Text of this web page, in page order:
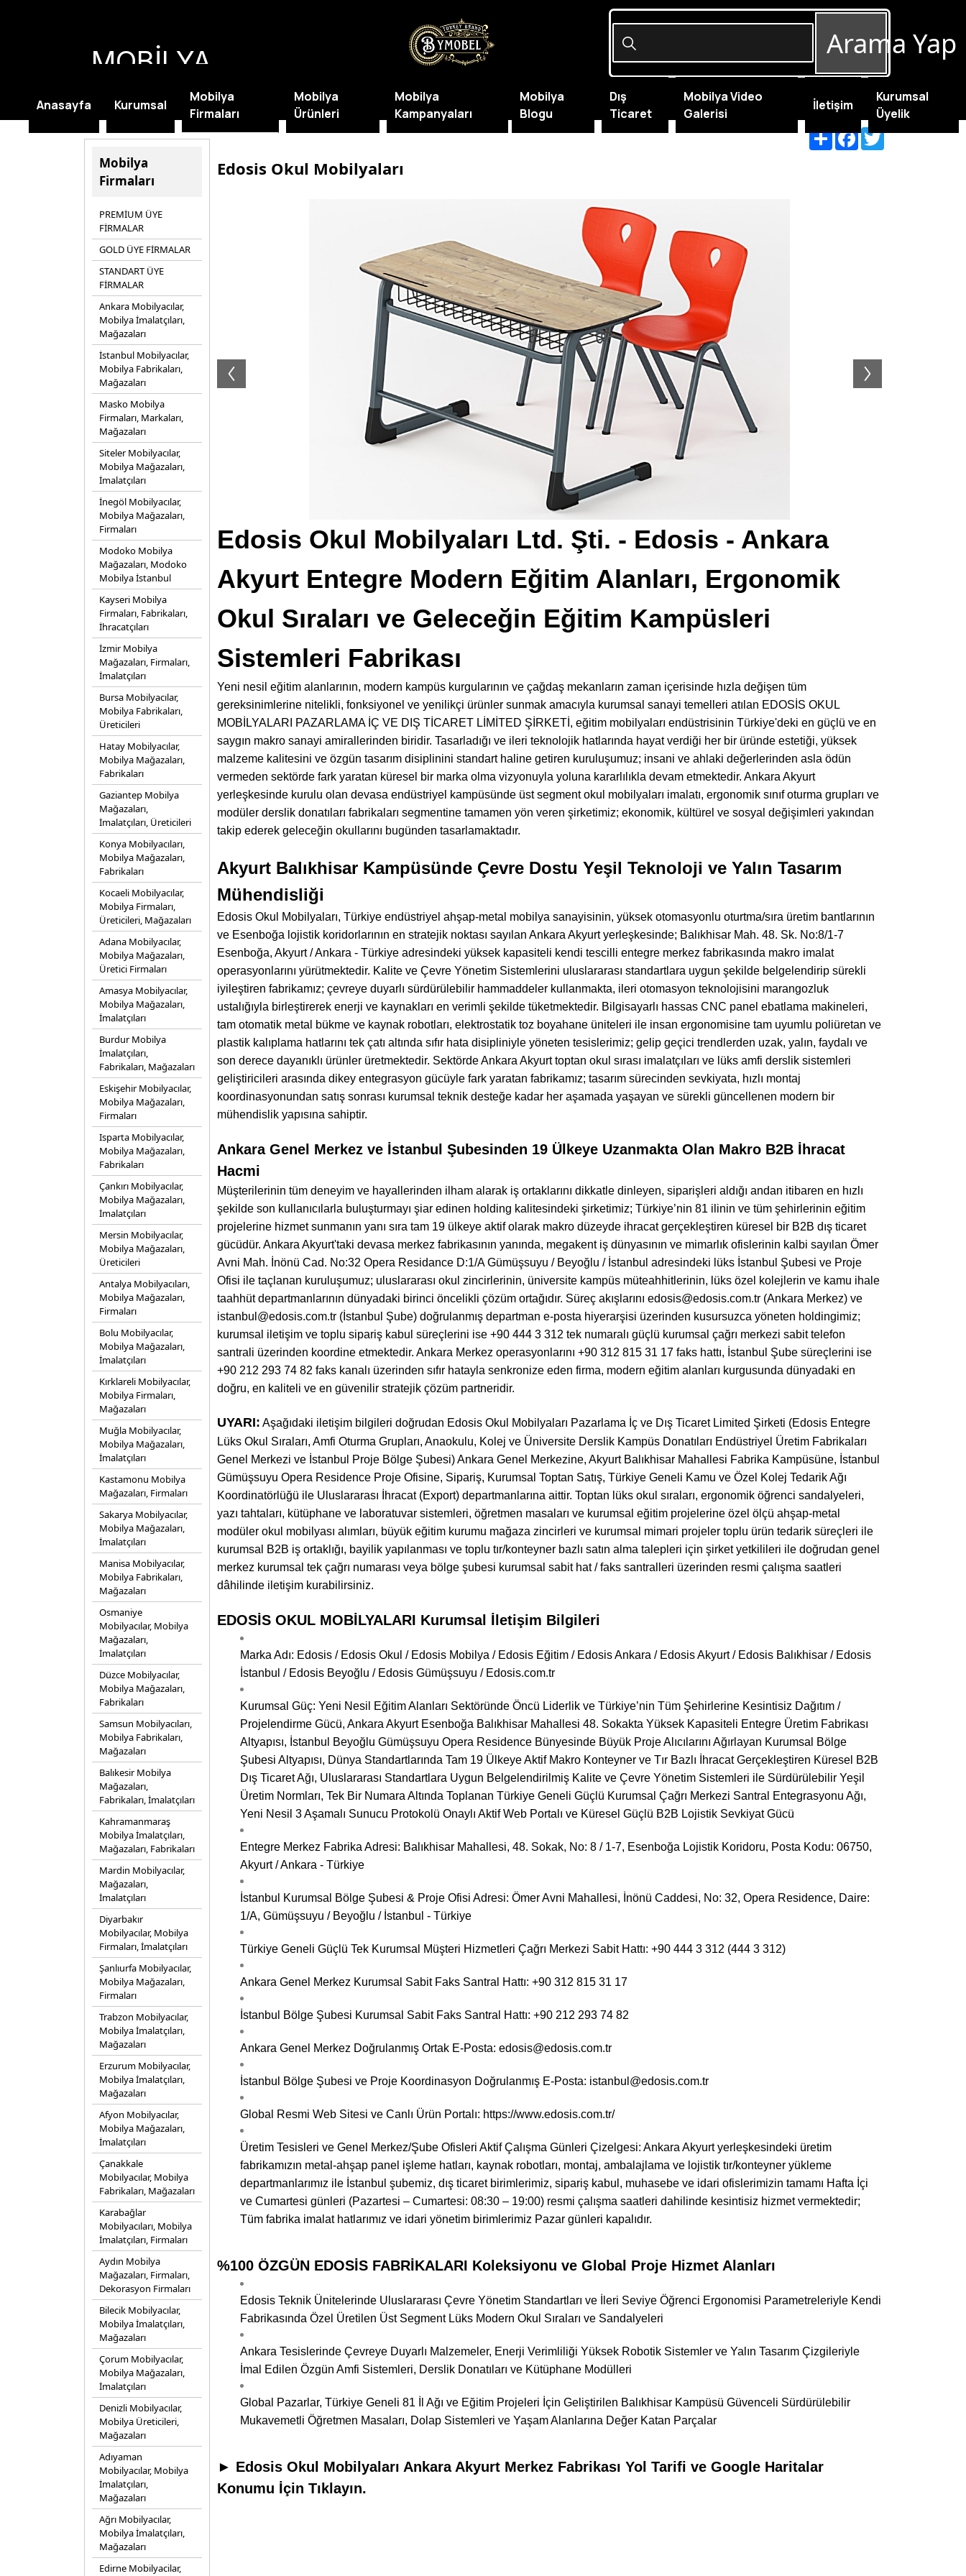
Mobilya
Firmaları
PREMİUM ÜYE
FİRMALAR
GOLD ÜYE FİRMALAR
STANDART ÜYE
FİRMALAR
Ankara Mobilyacılar,
Mobilya İmalatçıları,
Mağazaları
İstanbul Mobilyacılar,
Mobilya Fabrikaları,
Mağazaları
Masko Mobilya
Firmaları, Markaları,
Mağazaları
Siteler Mobilyacılar,
Mobilya Mağazaları,
İmalatçıları
İnegöl Mobilyacılar,
Mobilya Mağazaları,
Firmaları
Modoko Mobilya
Mağazaları, Modoko
Mobilya İstanbul
Kayseri Mobilya
Firmaları, Fabrikaları,
İhracatçıları
İzmir Mobilya
Mağazaları, Firmaları,
İmalatçıları
Bursa Mobilyacılar,
Mobilya Fabrikaları,
Üreticileri
Hatay Mobilyacılar,
Mobilya Mağazaları,
Fabrikaları
Gaziantep Mobilya
Mağazaları,
İmalatçıları, Üreticileri
Konya Mobilyacıları,
Mobilya Mağazaları,
Fabrikaları
Kocaeli Mobilyacılar,
Mobilya Firmaları,
Üreticileri, Mağazaları
Adana Mobilyacılar,
Mobilya Mağazaları,
Üretici Firmaları
Amasya Mobilyacılar,
Mobilya Mağazaları,
İmalatçıları
Burdur Mobilya
İmalatçıları,
Fabrikaları, Mağazaları
Eskişehir Mobilyacılar,
Mobilya Mağazaları,
Firmaları
Isparta Mobilyacılar,
Mobilya Mağazaları,
Fabrikaları
Çankırı Mobilyacılar,
Mobilya Mağazaları,
İmalatçıları
Mersin Mobilyacılar,
Mobilya Mağazaları,
Üreticileri
Antalya Mobilyacıları,
Mobilya Mağazaları,
Firmaları
Bolu Mobilyacılar,
Mobilya Mağazaları,
İmalatçıları
Kırklareli Mobilyacılar,
Mobilya Firmaları,
Mağazaları
Muğla Mobilyacılar,
Mobilya Mağazaları,
İmalatçıları
Kastamonu Mobilya
Mağazaları, Firmaları
Sakarya Mobilyacılar,
Mobilya Mağazaları,
İmalatçıları
Manisa Mobilyacılar,
Mobilya Fabrikaları,
Mağazaları
Osmaniye
Mobilyacılar, Mobilya
Mağazaları,
İmalatçıları
Düzce Mobilyacılar,
Mobilya Mağazaları,
Fabrikaları
Samsun Mobilyacıları,
Mobilya Fabrikaları,
Mağazaları
Balıkesir Mobilya
Mağazaları,
Fabrikaları, İmalatçıları
Kahramanmaraş
Mobilya İmalatçıları,
Mağazaları, Fabrikaları
Mardin Mobilyacılar,
Mağazaları,
İmalatçıları
Diyarbakır
Mobilyacılar, Mobilya
Firmaları, İmalatçıları
Şanlıurfa Mobilyacılar,
Mobilya Mağazaları,
Firmaları
Trabzon Mobilyacılar,
Mobilya İmalatçıları,
Mağazaları
Erzurum Mobilyacılar,
Mobilya İmalatçıları,
Mağazaları
Afyon Mobilyacılar,
Mobilya Mağazaları,
İmalatçıları
Çanakkale
Mobilyacılar, Mobilya
Fabrikaları, Mağazaları
Karabağlar
Mobilyacıları, Mobilya
İmalatçıları, Firmaları
Aydın Mobilya
Mağazaları, Firmaları,
Dekorasyon Firmaları
Bilecik Mobilyacılar,
Mobilya İmalatçıları,
Mağazaları
Çorum Mobilyacılar,
Mobilya Mağazaları,
İmalatçıları
Denizli Mobilyacılar,
Mobilya Üreticileri,
Mağazaları
Adıyaman
Mobilyacılar, Mobilya
İmalatçıları,
Mağazaları
Ağrı Mobilyacılar,
Mobilya İmalatçıları,
Mağazaları
Edirne Mobilyacilar,
Edosis Okul Mobilyaları
Edosis Okul Mobilyaları Ltd. Şti. - Edosis - Ankara
Akyurt Entegre Modern Eğitim Alanları, Ergonomik
Okul Sıraları ve Geleceğin Eğitim Kampüsleri
Sistemleri Fabrikası
Yeni nesil eğitim alanlarının, modern kampüs kurgularının ve çağdaş mekanların zaman içerisinde hızla değişen tüm
gereksinimlerine nitelikli, fonksiyonel ve yenilikçi ürünler sunmak amacıyla kurumsal sanayi temelleri atılan EDOSİS OKUL
MOBİLYALARI PAZARLAMA İÇ VE DIŞ TİCARET LİMİTED ŞİRKETİ, eğitim mobilyaları endüstrisinin Türkiye'deki en güçlü ve en
saygın makro sanayi amirallerinden biridir. Tasarladığı ve ileri teknolojik hatlarında hayat verdiği her bir üründe estetiği, yüksek
malzeme kalitesini ve özgün tasarım disiplinini standart haline getiren kuruluşumuz; insani ve ahlaki değerlerinden asla ödün
vermeden sektörde fark yaratan küresel bir marka olma vizyonuyla yoluna kararlılıkla devam etmektedir. Ankara Akyurt
yerleşkesinde kurulu olan devasa endüstriyel kampüsünde üst segment okul mobilyaları imalatı, ergonomik sınıf oturma grupları ve
modüler derslik donatıları fabrikaları segmentine tamamen yön veren şirketimiz; ekonomik, kültürel ve sosyal değişimleri yakından
takip ederek geleceğin okullarını bugünden tasarlamaktadır.
Akyurt Balıkhisar Kampüsünde Çevre Dostu Yeşil Teknoloji ve Yalın Tasarım
Mühendisliği
Edosis Okul Mobilyaları, Türkiye endüstriyel ahşap-metal mobilya sanayisinin, yüksek otomasyonlu oturtma/sıra üretim bantlarının
ve Esenboğa lojistik koridorlarının en stratejik noktası sayılan Ankara Akyurt yerleşkesinde; Balıkhisar Mah. 48. Sk. No:8/1-7
Esenboğa, Akyurt / Ankara - Türkiye adresindeki yüksek kapasiteli kendi tescilli entegre merkez fabrikasında makro imalat
operasyonlarını yürütmektedir. Kalite ve Çevre Yönetim Sistemlerini uluslararası standartlara uygun şekilde belgelendirip sürekli
iyileştiren fabrikamız; çevreye duyarlı sürdürülebilir hammaddeler kullanmakta, ileri otomasyon teknolojisini marangozluk
ustalığıyla birleştirerek enerji ve kaynakları en verimli şekilde tüketmektedir. Bilgisayarlı hassas CNC panel ebatlama makineleri,
tam otomatik metal bükme ve kaynak robotları, elektrostatik toz boyahane üniteleri ile insan ergonomisine tam uyumlu poliüretan ve
plastik kalıplama hatlarını tek çatı altında sıfır hata disipliniyle yöneten tesislerimiz; gelip geçici trendlerden uzak, yalın, faydalı ve
son derece dayanıklı ürünler üretmektedir. Sektörde Ankara Akyurt toptan okul sırası imalatçıları ve lüks amfi derslik sistemleri
geliştiricileri arasında dikey entegrasyon gücüyle fark yaratan fabrikamız; tasarım sürecinden sevkiyata, hızlı montaj
koordinasyonundan satış sonrası kurumsal teknik desteğe kadar her aşamada yaşayan ve sürekli güncellenen modern bir
mühendislik yapısına sahiptir.
Ankara Genel Merkez ve İstanbul Şubesinden 19 Ülkeye Uzanmakta Olan Makro B2B İhracat
Hacmi
Müşterilerinin tüm deneyim ve hayallerinden ilham alarak iş ortaklarını dikkatle dinleyen, siparişleri aldığı andan itibaren en hızlı
şekilde son kullanıcılarla buluşturmayı şiar edinen holding kalitesindeki şirketimiz; Türkiye’nin 81 ilinin ve tüm şehirlerinin eğitim
projelerine hizmet sunmanın yanı sıra tam 19 ülkeye aktif olarak makro düzeyde ihracat gerçekleştiren küresel bir B2B dış ticaret
gücüdür. Ankara Akyurt'taki devasa merkez fabrikasının yanında, megakent iş dünyasının ve mimarlık ofislerinin kalbi sayılan Ömer
Avni Mah. İnönü Cad. No:32 Opera Residance D:1/A Gümüşsuyu / Beyoğlu / İstanbul adresindeki lüks İstanbul Şubesi ve Proje
Ofisi ile taçlanan kuruluşumuz; uluslararası okul zincirlerinin, üniversite kampüs müteahhitlerinin, lüks özel kolejlerin ve kamu ihale
taahhüt departmanlarının dünyadaki birinci öncelikli çözüm ortağıdır. Süreç akışlarını edosis@edosis.com.tr (Ankara Merkez) ve
istanbul@edosis.com.tr (İstanbul Şube) doğrulanmış departman e-posta hiyerarşisi üzerinden kusursuzca yöneten holdingimiz;
kurumsal iletişim ve toplu sipariş kabul süreçlerini ise +90 444 3 312 tek numaralı güçlü kurumsal çağrı merkezi sabit telefon
santrali üzerinden koordine etmektedir. Ankara Merkez operasyonlarını +90 312 815 31 17 faks hattı, İstanbul Şube süreçlerini ise
+90 212 293 74 82 faks kanalı üzerinden sıfır hatayla senkronize eden firma, modern eğitim alanları kurgusunda dünyadaki en
doğru, en kaliteli ve en güvenilir stratejik çözüm partneridir.
UYARI: Aşağıdaki iletişim bilgileri doğrudan Edosis Okul Mobilyaları Pazarlama İç ve Dış Ticaret Limited Şirketi (Edosis Entegre
Lüks Okul Sıraları, Amfi Oturma Grupları, Anaokulu, Kolej ve Üniversite Derslik Kampüs Donatıları Endüstriyel Üretim Fabrikaları
Genel Merkezi ve İstanbul Proje Bölge Şubesi) Ankara Genel Merkezine, Akyurt Balıkhisar Mahallesi Fabrika Kampüsüne, İstanbul
Gümüşsuyu Opera Residence Proje Ofisine, Sipariş, Kurumsal Toptan Satış, Türkiye Geneli Kamu ve Özel Kolej Tedarik Ağı
Koordinatörlüğü ile Uluslararası İhracat (Export) departmanlarına aittir. Toptan lüks okul sıraları, ergonomik öğrenci sandalyeleri,
yazı tahtaları, kütüphane ve laboratuvar sistemleri, öğretmen masaları ve kurumsal eğitim projelerine özel ölçü ahşap-metal
modüler okul mobilyası alımları, büyük eğitim kurumu mağaza zincirleri ve kurumsal mimari projeler toplu ürün tedarik süreçleri ile
kurumsal B2B iş ortaklığı, bayilik yapılanması ve toplu tır/konteyner bazlı satın alma talepleri için şirket yetkilileri ile doğrudan genel
merkez kurumsal tek çağrı numarası veya bölge şubesi kurumsal sabit hat / faks santralleri üzerinden resmi çalışma saatleri
dâhilinde iletişim kurabilirsiniz.
EDOSİS OKUL MOBİLYALARI Kurumsal İletişim Bilgileri
Marka Adı: Edosis / Edosis Okul / Edosis Mobilya / Edosis Eğitim / Edosis Ankara / Edosis Akyurt / Edosis Balıkhisar / Edosis
İstanbul / Edosis Beyoğlu / Edosis Gümüşsuyu / Edosis.com.tr
Kurumsal Güç: Yeni Nesil Eğitim Alanları Sektöründe Öncü Liderlik ve Türkiye’nin Tüm Şehirlerine Kesintisiz Dağıtım /
Projelendirme Gücü, Ankara Akyurt Esenboğa Balıkhisar Mahallesi 48. Sokakta Yüksek Kapasiteli Entegre Üretim Fabrikası
Altyapısı, İstanbul Beyoğlu Gümüşsuyu Opera Residence Bünyesinde Büyük Proje Alıcılarını Ağırlayan Kurumsal Bölge
Şubesi Altyapısı, Dünya Standartlarında Tam 19 Ülkeye Aktif Makro Konteyner ve Tır Bazlı İhracat Gerçekleştiren Küresel B2B
Dış Ticaret Ağı, Uluslararası Standartlara Uygun Belgelendirilmiş Kalite ve Çevre Yönetim Sistemleri ile Sürdürülebilir Yeşil
Üretim Normları, Tek Bir Numara Altında Toplanan Türkiye Geneli Güçlü Kurumsal Çağrı Merkezi Santral Entegrasyonu Ağı,
Yeni Nesil 3 Aşamalı Sunucu Protokolü Onaylı Aktif Web Portalı ve Küresel Güçlü B2B Lojistik Sevkiyat Gücü
Entegre Merkez Fabrika Adresi: Balıkhisar Mahallesi, 48. Sokak, No: 8 / 1-7, Esenboğa Lojistik Koridoru, Posta Kodu: 06750,
Akyurt / Ankara - Türkiye
İstanbul Kurumsal Bölge Şubesi & Proje Ofisi Adresi: Ömer Avni Mahallesi, İnönü Caddesi, No: 32, Opera Residence, Daire:
1/A, Gümüşsuyu / Beyoğlu / İstanbul - Türkiye
Türkiye Geneli Güçlü Tek Kurumsal Müşteri Hizmetleri Çağrı Merkezi Sabit Hattı: +90 444 3 312 (444 3 312)
Ankara Genel Merkez Kurumsal Sabit Faks Santral Hattı: +90 312 815 31 17
İstanbul Bölge Şubesi Kurumsal Sabit Faks Santral Hattı: +90 212 293 74 82
Ankara Genel Merkez Doğrulanmış Ortak E-Posta: edosis@edosis.com.tr
İstanbul Bölge Şubesi ve Proje Koordinasyon Doğrulanmış E-Posta: istanbul@edosis.com.tr
Global Resmi Web Sitesi ve Canlı Ürün Portalı: https://www.edosis.com.tr/
Üretim Tesisleri ve Genel Merkez/Şube Ofisleri Aktif Çalışma Günleri Çizelgesi: Ankara Akyurt yerleşkesindeki üretim
fabrikamızın metal-ahşap panel işleme hatları, kaynak robotları, montaj, ambalajlama ve lojistik tır/konteyner yükleme
departmanlarımız ile İstanbul şubemiz, dış ticaret birimlerimiz, sipariş kabul, muhasebe ve idari ofislerimizin tamamı Hafta İçi
ve Cumartesi günleri (Pazartesi – Cumartesi: 08:30 – 19:00) resmi çalışma saatleri dahilinde kesintisiz hizmet vermektedir;
Tüm fabrika imalat hatlarımız ve idari yönetim birimlerimiz Pazar günleri kapalıdır.
%100 ÖZGÜN EDOSİS FABRİKALARI Koleksiyonu ve Global Proje Hizmet Alanları
Edosis Teknik Ünitelerinde Uluslararası Çevre Yönetim Standartları ve İleri Seviye Öğrenci Ergonomisi Parametreleriyle Kendi
Fabrikasında Özel Üretilen Üst Segment Lüks Modern Okul Sıraları ve Sandalyeleri
Ankara Tesislerinde Çevreye Duyarlı Malzemeler, Enerji Verimliliği Yüksek Robotik Sistemler ve Yalın Tasarım Çizgileriyle
İmal Edilen Özgün Amfi Sistemleri, Derslik Donatıları ve Kütüphane Modülleri
Global Pazarlar, Türkiye Geneli 81 İl Ağı ve Eğitim Projeleri İçin Geliştirilen Balıkhisar Kampüsü Güvenceli Sürdürülebilir
Mukavemetli Öğretmen Masaları, Dolap Sistemleri ve Yaşam Alanlarına Değer Katan Parçalar
► Edosis Okul Mobilyaları Ankara Akyurt Merkez Fabrikası Yol Tarifi ve Google Haritalar
Konumu İçin Tıklayın.
ShareFacebook
Twitter
MOBİLYA
KAMPANYALARI
Arama Yap
Anasayfa Kurumsal
Mobilya
Firmaları
Mobilya
Ürünleri
Mobilya
Kampanyaları
Mobilya
Blogu
Dış
Ticaret
Mobilya Video
Galerisi
İletişim
Kurumsal
Üyelik